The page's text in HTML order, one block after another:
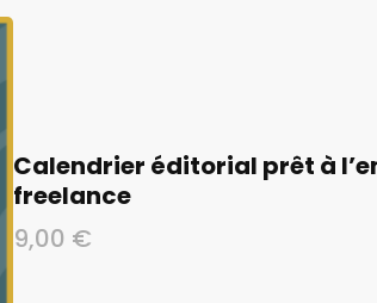
Calendrier éditorial prêt à
freelance
9,00 €